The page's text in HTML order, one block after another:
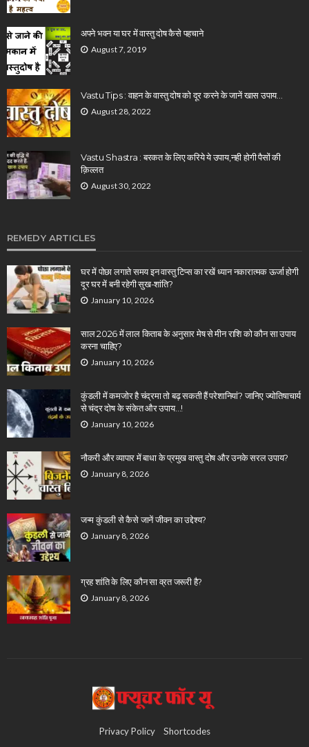
अपने भवन या घर में वास्तु दोष कैसे पहचाने
August 7, 2019
Vastu Tips : वाहन के वास्तु दोष को दूर करने के जानें खास उपाय…
August 28, 2022
Vastu Shastra : बरकत के लिए करिये ये उपाय,नही होगी पैसों की
क़िल्लत
August 30, 2022
REMEDY ARTICLES
घर में पोछा लगाते समय इन वास्तु टिप्स का रखें ध्यान नकारात्मक ऊर्जा होगी
दूर घर में बनी रहेगी सुख-शांति?
January 10, 2026
साल 2026 में लाल किताब के अनुसार मेष से मीन राशि को कौन सा उपाय
करना चाहिए?
January 10, 2026
कुंडली में कमजोर है चंद्रमा तो बढ़ सकती हैं परेशानियां? जानिए ज्योतिषाचार्य
से चंद्र दोष के संकेत और उपाय…!
January 10, 2026
नौकरी और व्यापार में बाधा के प्रमुख वास्तु दोष और उनके सरल उपाय?
January 8, 2026
जन्म कुंडली से कैसे जानें जीवन का उद्देश्य?
January 8, 2026
ग्रह शांति के लिए कौन सा व्रत जरूरी है?
January 8, 2026
Privacy Policy Shortcodes